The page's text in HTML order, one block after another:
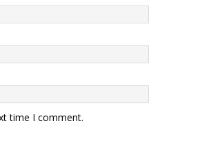
time I comment.